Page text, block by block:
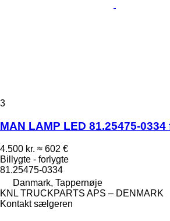
3
MAN LAMP LED 81.25475-
4.500 kr. ≈ 602 €
Billygte - forlygte
81.25475-0334
Danmark, Tappernøje
KNL TRUCKPARTS APS – DENMARK
Kontakt sælgeren